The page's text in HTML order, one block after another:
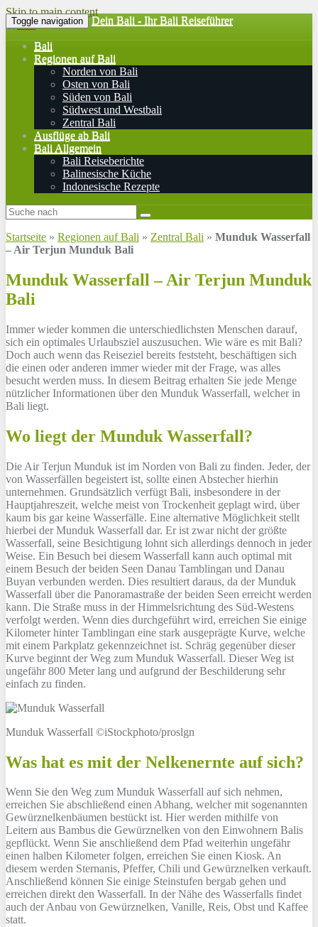
Skip to main content
Toggle navigation Dein Bali - Ihr Bali Reiseführer
Bali
Regionen auf Bali
Norden von Bali
Osten von Bali
Süden von Bali
Südwest und Westbali
Zentral Bali
Ausflüge ab Bali
Bali Allgemein
Bali Reiseberichte
Balinesische Küche
Indonesische Rezepte
Startseite » Regionen auf Bali » Zentral Bali » Munduk Wasserfall
– Air Terjun Munduk Bali
Munduk Wasserfall – Air Terjun Munduk
Bali
Immer wieder kommen die unterschiedlichsten Menschen darauf,
sich ein optimales Urlaubsziel auszusuchen. Wie wäre es mit Bali?
Doch auch wenn das Reiseziel bereits feststeht, beschäftigen sich
die einen oder anderen immer wieder mit der Frage, was alles
besucht werden muss. In diesem Beitrag erhalten Sie jede Menge
nützlicher Informationen über den Munduk Wasserfall, welcher in
Bali liegt.
Wo liegt der Munduk Wasserfall?
Die Air Terjun Munduk ist im Norden von Bali zu finden. Jeder, der
von Wasserfällen begeistert ist, sollte einen Abstecher hierhin
unternehmen. Grundsätzlich verfügt Bali, insbesondere in der
Hauptjahreszeit, welche meist von Trockenheit geplagt wird, über
kaum bis gar keine Wasserfälle. Eine alternative Möglichkeit stellt
hierbei der Munduk Wasserfall dar. Er ist zwar nicht der größte
Wasserfall, seine Besichtigung lohnt sich allerdings dennoch in jeder
Weise. Ein Besuch bei diesem Wasserfall kann auch optimal mit
einem Besuch der beiden Seen Danau Tamblingan und Danau
Buyan verbunden werden. Dies resultiert daraus, da der Munduk
Wasserfall über die Panoramastraße der beiden Seen erreicht werden
kann. Die Straße muss in der Himmelsrichtung des Süd-Westens
verfolgt werden. Wenn dies durchgeführt wird, erreichen Sie einige
Kilometer hinter Tamblingan eine stark ausgeprägte Kurve, welche
mit einem Parkplatz gekennzeichnet ist. Schräg gegenüber dieser
Kurve beginnt der Weg zum Munduk Wasserfall. Dieser Weg ist
ungefähr 800 Meter lang und aufgrund der Beschilderung sehr
einfach zu finden.
Munduk Wasserfall ©iStockphoto/proslgn
Was hat es mit der Nelkenernte auf sich?
Wenn Sie den Weg zum Munduk Wasserfall auf sich nehmen,
erreichen Sie abschließend einen Abhang, welcher mit sogenannten
Gewürznelkenbäumen bestückt ist. Hier werden mithilfe von
Leitern aus Bambus die Gewürznelken von den Einwohnern Balis
gepflückt. Wenn Sie anschließend dem Pfad weiterhin ungefähr
einen halben Kilometer folgen, erreichen Sie einen Kiosk. An
diesem werden Sternanis, Pfeffer, Chili und Gewürznelken verkauft.
Anschließend können Sie einige Steinstufen bergab gehen und
erreichen direkt den Wasserfall. In der Nähe des Wasserfalls findet
auch der Anbau von Gewürznelken, Vanille, Reis, Obst und Kaffee
statt.